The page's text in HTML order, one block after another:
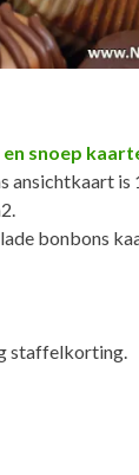
snoep
ansichtkaart
bonbons
staffelkorting.